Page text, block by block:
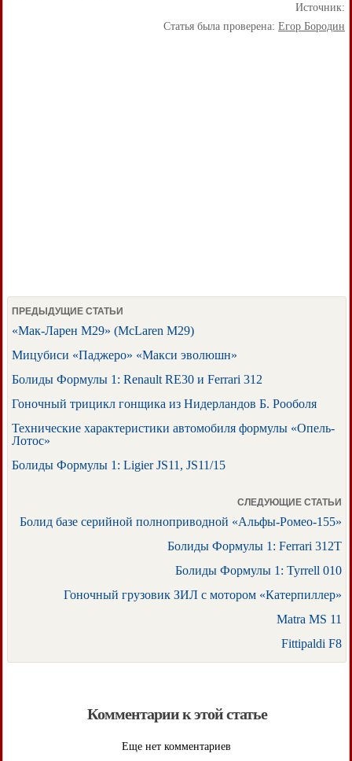
Источник:
Статья была проверена: Егор Бородин
ПРЕДЫДУЩИЕ СТАТЬИ
«Мак-Ларен M29» (McLaren М29)
Мицубиси «Паджеро» «Макси эволюшн»
Болиды Формулы 1: Renault RE30 и Ferrari 312
Гоночный трицикл гонщика из Нидерландов Б. Рооболя
Технические характеристики автомобиля формулы «Опель-
Лотос»
Болиды Формулы 1: Ligier JS11, JS11/15
СЛЕДУЮЩИЕ СТАТЬИ
Болид базе серийной полноприводной «Альфы-Ромео-155»
Болиды Формулы 1: Ferrari 312T
Болиды Формулы 1: Tyrrell 010
Гоночный грузовик ЗИЛ с мотором «Катерпиллер»
Matra MS 11
Fittipaldi F8
Комментарии к этой статье
Еще нет комментариев